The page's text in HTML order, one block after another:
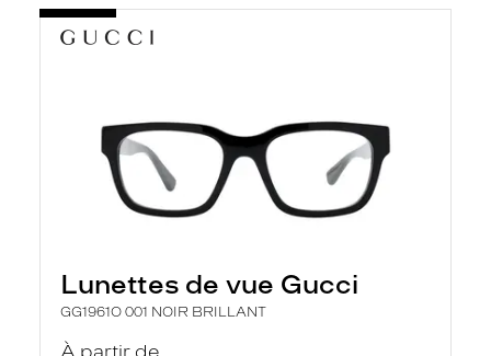
Lunettes de vue Gucci
GG1961O 001 NOIR BRILLANT
À partir de